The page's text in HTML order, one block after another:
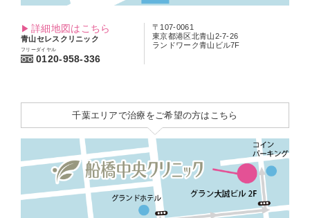
詳細地図はこちら
青山セレスクリニック
フリーダイヤル
0120-958-336
〒107-0061
東京都港区北青山2-7-26
ランドワーク青山ビル7F
千葉エリアで治療をご希望の方はこちら